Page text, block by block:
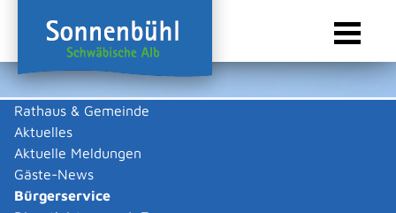
Rathaus & Gemeinde
Aktuelles
Aktuelle Meldungen
Gäste-News
Bürgerservice
Sie sind hier:
Bürgerservice